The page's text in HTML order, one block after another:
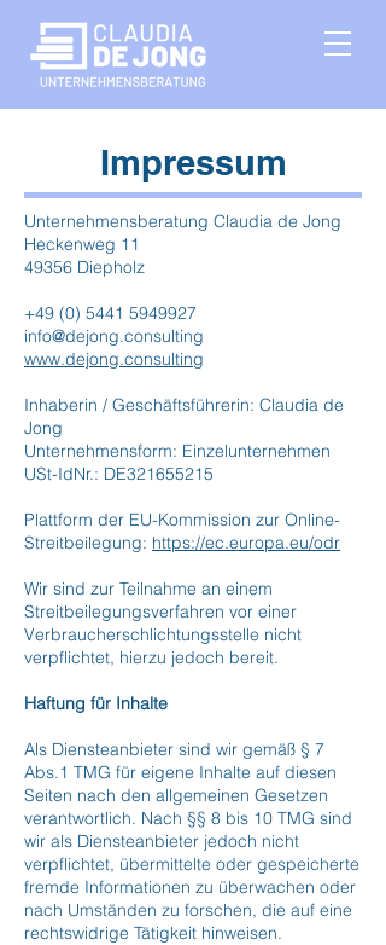
Impressum
Unternehmensberatung Claudia de Jong
Heckenweg 11
49356 Diepholz
+49 (0) 5441 5949927
info@dejong.consulting
www.dejong.consulting
Inhaberin / Geschäftsführerin: Claudia de
Jong
Unternehmensform: Einzelunternehmen
USt-IdNr.: DE321655215
Plattform der EU-Kommission zur Online-
Streitbeilegung: https://ec.europa.eu/odr
Wir sind zur Teilnahme an einem
Streitbeilegungsverfahren vor einer
Verbraucherschlichtungsstelle nicht
verpflichtet, hierzu jedoch bereit.
Haftung für Inhalte
Als Diensteanbieter sind wir gemäß § 7
Abs.1 TMG für eigene Inhalte auf diesen
Seiten nach den allgemeinen Gesetzen
verantwortlich. Nach §§ 8 bis 10 TMG sind
wir als Diensteanbieter jedoch nicht
verpflichtet, übermittelte oder gespeicherte
fremde Informationen zu überwachen oder
nach Umständen zu forschen, die auf eine
rechtswidrige Tätigkeit hinweisen.